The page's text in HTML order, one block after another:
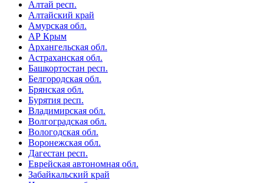
Алтай респ.
Алтайский край
Амурская обл.
АР Крым
Архангельская обл.
Астраханская обл.
Башкортостан респ.
Белгородская обл.
Брянская обл.
Бурятия респ.
Владимирская обл.
Волгоградская обл.
Вологодская обл.
Воронежская обл.
Дагестан респ.
Еврейская автономная обл.
Забайкальский край